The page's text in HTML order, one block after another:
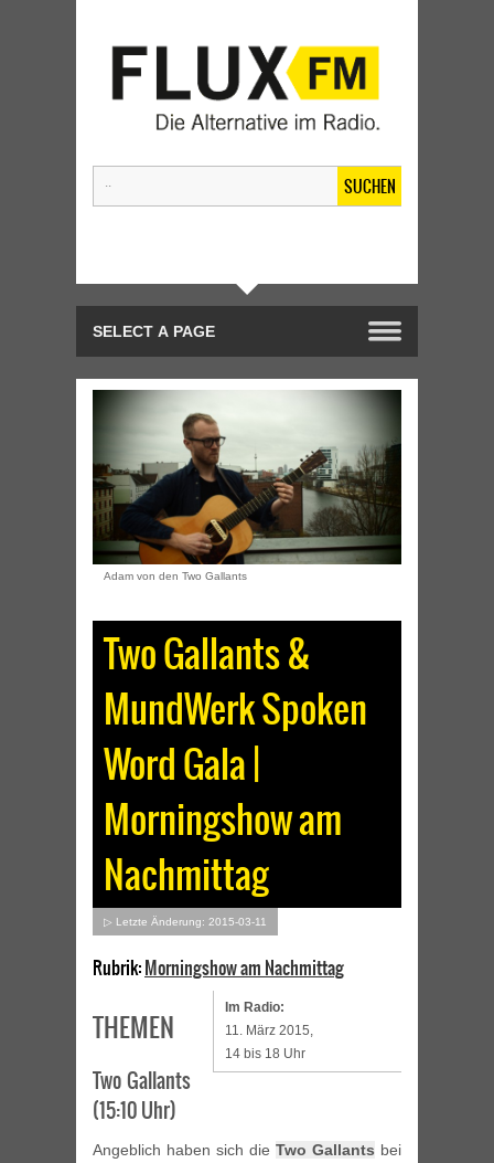
SUCHEN
Adam von den Two Gallants
Two Gallants &
MundWerk Spoken
Word Gala |
Morningshow am
Nachmittag
▷ Letzte Änderung: 2015-03-11
Rubrik:Morningshow am Nachmittag
Im Radio:
11. März 2015,
14 bis 18 Uhr
THEMEN
Two Gallants
(15:10 Uhr)
Angeblich haben sich die Two Gallants bei